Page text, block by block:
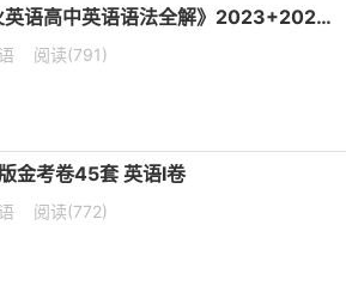
《星火英语高中英语语法全解》2023+2025版 电子版下载打印
阅读(791)
金考卷45套 英语I卷
阅读(772)